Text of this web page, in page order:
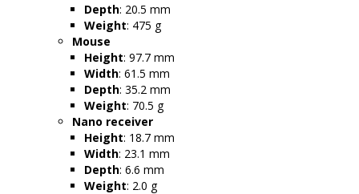
Depth: 20.5 mm
Weight: 475 g
Mouse
Height: 97.7 mm
Width: 61.5 mm
Depth: 35.2 mm
Weight: 70.5 g
Nano receiver
Height: 18.7 mm
Width: 23.1 mm
Depth: 6.6 mm
Weight: 2.0 g